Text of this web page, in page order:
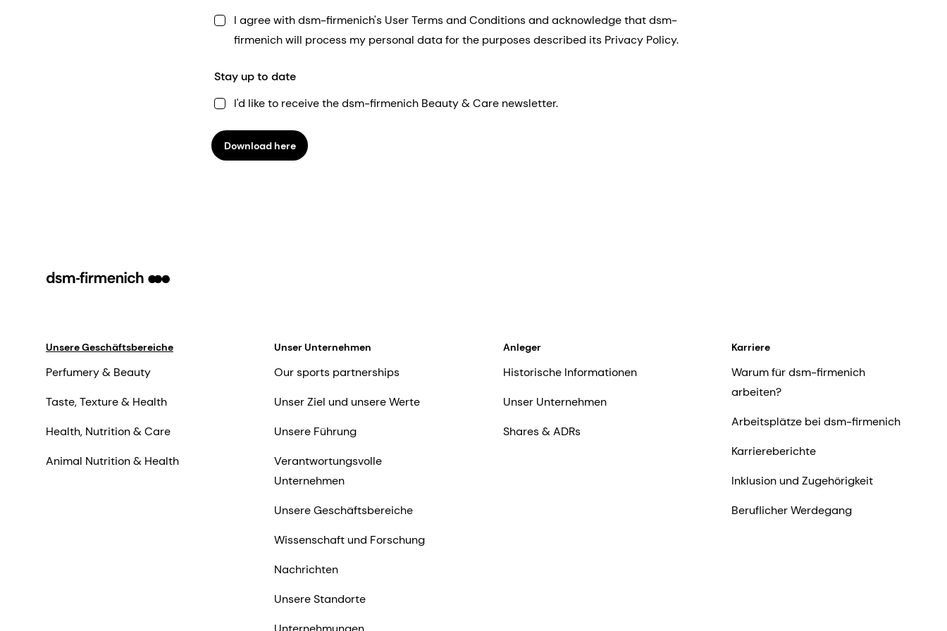
I agree with dsm-firmenich's User Terms and Conditions and acknowledge that dsm-
firmenich will process my personal data for the purposes described its Privacy Policy.
Stay up to date
I'd like to receive the dsm-firmenich Beauty & Care newsletter.
Download here
Unsere Geschäftsbereiche
Perfumery & Beauty
Taste, Texture & Health
Health, Nutrition & Care
Animal Nutrition & Health
Unser Unternehmen
Our sports partnerships
Unser Ziel und unsere Werte
Unsere Führung
Verantwortungsvolle
Unternehmen
Unsere Geschäftsbereiche
Wissenschaft und Forschung
Nachrichten
Unsere Standorte
Anleger
Historische Informationen
Unser Unternehmen
Shares & ADRs
Karriere
Warum für dsm-firmenich
arbeiten?
Arbeitsplätze bei dsm-firmenich
Karriereberichte
Inklusion und Zugehörigkeit
Beruflicher Werdegang